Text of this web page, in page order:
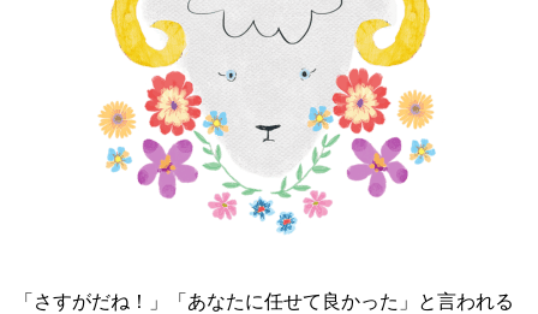
「さすがだね！」「あなたに任せて良かった」と言われる